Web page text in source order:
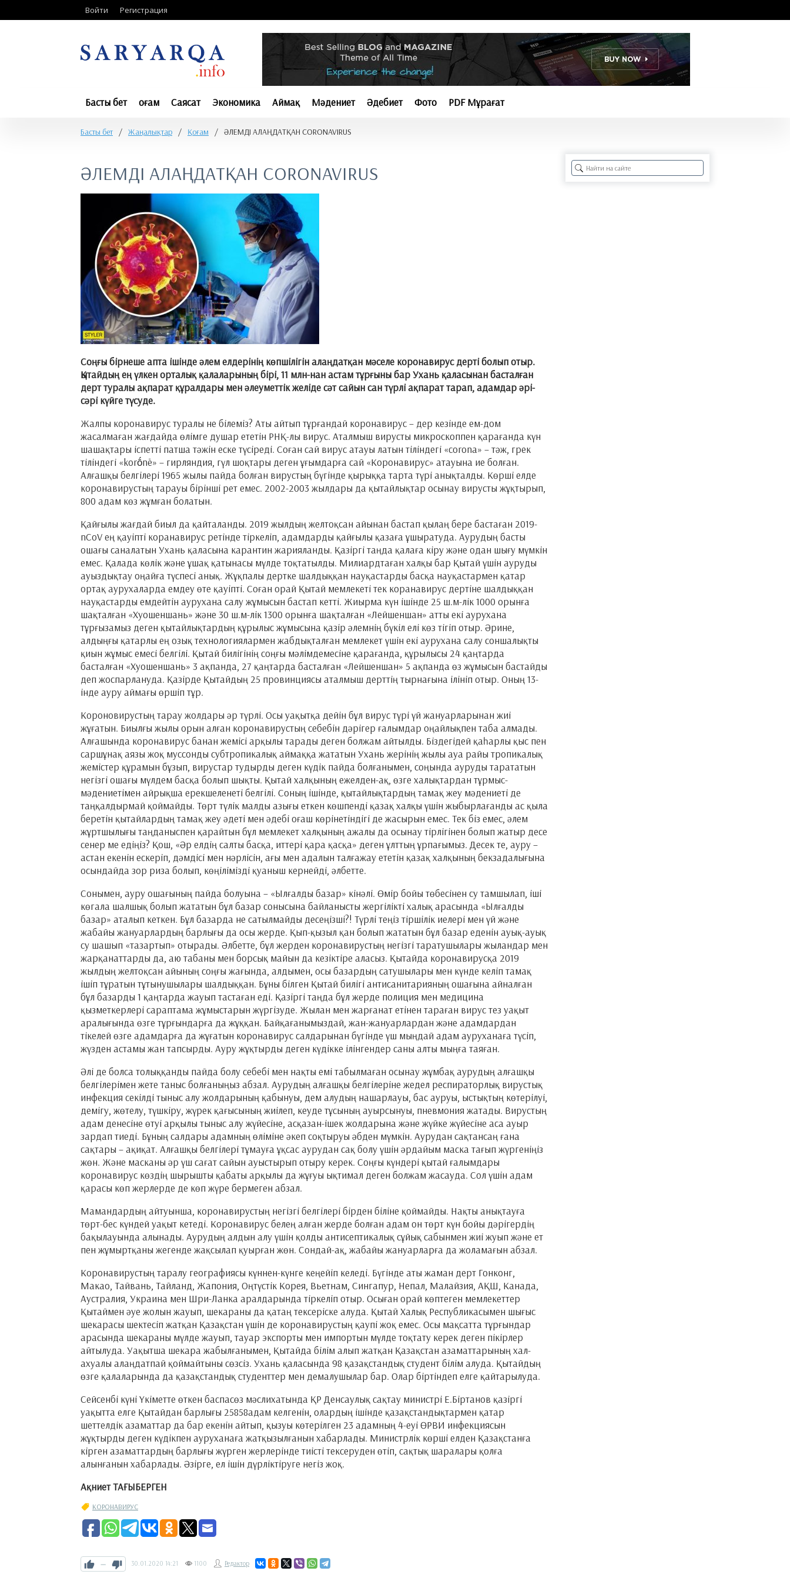
Войти Регистрация
Басты бет Қоғам Саясат Экономика Аймақ Мәдениет Әдебиет Фото PDF Мұрағат
Басты бет / Жаңалықтар / Қоғам / ​ӘЛЕМДІ АЛАҢДАТҚАН CORONAVIRUS
​ӘЛЕМДІ АЛАҢДАТҚАН CORONAVIRUS
Соңғы бірнеше апта ішінде әлем елдерінің көпшілігін алаңдатқан мәселе коронавирус дерті болып отыр.
Қытайдың ең үлкен орталық қалаларының бірі, 11 млн-нан астам тұрғыны бар Ухань қаласынан басталған
дерт туралы ақпарат құралдары мен әлеуметтік желіде сәт сайын сан түрлі ақпарат тарап, адамдар әрі-
сәрі күйге түсуде.
Жалпы коронавирус туралы не білеміз? Аты айтып тұрғандай коронавирус – дер кезінде ем-дом
жасалмаған жағдайда өлімге душар ететін РНҚ-лы вирус. Аталмыш вирусты микроскоппен қарағанда күн
шашақтары іспетті патша тәжін еске түсіреді. Соған сай вирус атауы латын тіліндегі «corona» – тәж, грек
тіліндегі «korṓnē» – гирляндия, гүл шоқтары деген ұғымдарға сай «Коронавирус» атауына ие болған.
Алғашқы белгілері 1965 жылы пайда болған вирустың бүгінде қырыққа тарта түрі анықталды. Көрші елде
коронавирустың тарауы бірінші рет емес. 2002-2003 жылдары да қытайлықтар осынау вирусты жұқтырып,
800 адам көз жұмған болатын.
Қайғылы жағдай биыл да қайталанды. 2019 жылдың желтоқсан айынан бастап қылаң бере бастаған 2019-
nCoV ең қауіпті коранавирус ретінде тіркеліп, адамдарды қайғылы қазаға ұшыратуда. Аурудың басты
ошағы саналатын Ухань қаласына карантин жарияланды. Қазіргі таңда қалаға кіру және одан шығу мүмкін
емес. Қалада көлік және ұшақ қатынасы мүлде тоқтатылды. Милиардтаған халқы бар Қытай үшін ауруды
ауыздықтау оңайға түспесі анық. Жұқпалы дертке шалдыққан науқастарды басқа науқастармен қатар
ортақ аурухаларда емдеу өте қауіпті. Соған орай Қытай мемлекеті тек коранавирус дертіне шалдыққан
науқастарды емдейтін аурухана салу жұмысын бастап кетті. Жиырма күн ішінде 25 ш.м-лік 1000 орынға
шақталған «Хуошеншань» және 30 ш.м-лік 1300 орынға шақталған «Лейшеншан» атты екі аурухана
тұрғызамыз деген қытайлықтардың құрылыс жұмысына қазір әлемнің бүкіл елі көз тігіп отыр. Әрине,
алдыңғы қатарлы ең озық технологиялармен жабдықталған мемлекет үшін екі аурухана салу соншалықты
қиын жұмыс емесі белгілі. Қытай билігінің соңғы мәлімдемесіне қарағанда, құрылысы 24 қаңтарда
басталған «Хуошеншань» 3 ақпанда, 27 қаңтарда басталған «Лейшеншан» 5 ақпанда өз жұмысын бастайды
деп жоспарлануда. Қазірде Қытайдың 25 провинциясы аталмыш дерттің тырнағына ілініп отыр. Оның 13-
інде ауру аймағы өршіп тұр.
Короновирустың тарау жолдары әр түрлі. Осы уақытқа дейін бұл вирус түрі үй жануарларынан жиі
жұғатын. Биылғы жылы орын алған коронавирустың себебін дәрігер ғалымдар оңайлықпен таба алмады.
Алғашында коронавирус банан жемісі арқылы тарады деген болжам айтылды. Біздегідей қаһарлы қыс пен
саршұнақ аязы жоқ муссонды субтропикалық аймаққа жататын Ухань жерінің жылы ауа райы тропикалық
жемістер құрамын бұзып, вирустар тудырды деген күдік пайда болғанымен, соңында ауруды тарататын
негізгі ошағы мүлдем басқа болып шықты. Қытай халқының ежелден-ақ, өзге халықтардан тұрмыс-
мәдениетімен айрықша ерекшеленеті белгілі. Соның ішінде, қытайлықтардың тамақ жеу мәдениеті де
таңқалдырмай қоймайды. Төрт түлік малды азығы еткен көшпенді қазақ халқы үшін жыбырлағанды ас қыла
беретін қытайлардың тамақ жеу әдеті мен әдебі оғаш көрінетіндігі де жасырын емес. Тек біз емес, әлем
жұртшылығы таңданыспен қарайтын бұл мемлекет халқының ажалы да осынау тірлігінен болып жатыр десе
сенер ме едіңіз? Қош, «Әр елдің салты басқа, иттері қара қасқа» деген ұлттың ұрпағымыз. Десек те, ауру –
астан екенін ескеріп, дәмдісі мен нәрлісін, ағы мен адалын талғажау ететін қазақ халқының бекзадалығына
осындайда зор риза болып, көңілімізді қуаныш кернейді, әлбетте.
Сонымен, ауру ошағының пайда болуына – «Ылғалды базар» кінәлі. Өмір бойы төбесінен су тамшылап, іші
көгала шалшық болып жататын бұл базар сонысына байланысты жергілікті халық арасында «Ылғалды
базар» аталып кеткен. Бұл базарда не сатылмайды десеңізші?! Түрлі теңіз тіршілік иелері мен үй және
жабайы жануарлардың барлығы да осы жерде. Қып-қызыл қан болып жататын бұл базар еденін ауық-ауық
су шашып «тазартып» отырады. Әлбетте, бұл жерден коронавирустың негізгі таратушылары жыландар мен
жарқанаттарды да, аю табаны мен борсық майын да кезіктіре аласыз. Қытайда коронавирусқа 2019
жылдың желтоқсан айының соңғы жағында, алдымен, осы базардың сатушылары мен күнде келіп тамақ
ішіп тұратын тұтынушылары шалдыққан. Бұны білген Қытай билігі антисанитарияның ошағына айналған
бұл базарды 1 қаңтарда жауып тастаған еді. Қазіргі таңда бұл жерде полиция мен медицина
қызметкерлері сараптама жұмыстарын жүргізуде. Жылан мен жарғанат етінен тараған вирус тез уақыт
аралығында өзге тұрғындарға да жұққан. Байқағанымыздай, жан-жануарлардан және адамдардан
тікелей өзге адамдарға да жұғатын коронавирус салдарынан бүгінде үш мыңдай адам ауруханаға түсіп,
жүзден астамы жан тапсырды. Ауру жұқтырды деген күдікке ілінгендер саны алты мыңға таяған.
Әлі де болса толыққанды пайда болу себебі мен нақты емі табылмаған осынау жұмбақ аурудың алғашқы
белгілерімен жете таныс болғаныңыз абзал. Аурудың алғашқы белгілеріне жедел респираторлық вирустық
инфекция секілді тыныс алу жолдарының қабынуы, дем алудың нашарлауы, бас ауруы, ыстықтың көтерілуі,
демігу, жөтелу, түшкіру, жүрек қағысының жиілеп, кеуде тұсының ауырсынуы, пневмония жатады. Вирустың
адам денесіне өтуі арқылы тыныс алу жүйесіне, асқазан-ішек жолдарына және жүйке жүйесіне аса ауыр
зардап тиеді. Бұның салдары адамның өліміне әкеп соқтыруы әбден мүмкін. Аурудан сақтансаң ғана
сақтары – ақиқат. Алғашқы белгілері тұмауға ұқсас аурудан сақ болу үшін әрдайым маска тағып жүргеніңіз
жөн. Және масканы әр үш сағат сайын ауыстырып отыру керек. Соңғы күндері қытай ғалымдары
коронавирус көздің шырышты қабаты арқылы да жұғуы ықтимал деген болжам жасауда. Сол үшін адам
қарасы көп жерлерде де көп жүре бермеген абзал.
Мамандардың айтуынша, коронавирустың негізгі белгілері бірден біліне қоймайды. Нақты анықтауға
төрт-бес күндей уақыт кетеді. Коронавирус белең алған жерде болған адам он төрт күн бойы дәрігердің
бақылауында алынады. Аурудың алдын алу үшін қолды антисептикалық сұйық сабынмен жиі жуып және ет
пен жұмыртқаны жегенде жақсылап қуырған жөн. Сондай-ақ, жабайы жануарларға да жоламағын абзал.
Коронавирустың таралу географиясы күннен-күнге кеңейіп келеді. Бүгінде аты жаман дерт Гонконг,
Макао, Тайвань, Тайланд, Жапония, Оңтүстік Корея, Вьетнам, Сингапур, Непал, Малайзия, АҚШ, Канада,
Аустралия, Украина мен Шри-Ланка аралдарында тіркеліп отыр. Осыған орай көптеген мемлекеттер
Қытаймен әуе жолын жауып, шекараны да қатаң тексеріске алуда. Қытай Халық Республикасымен шығыс
шекарасы шектесіп жатқан Қазақстан үшін де коронавирустың қаупі жоқ емес. Осы мақсатта тұрғындар
арасында шекараны мүлде жауып, тауар экспорты мен импортын мүлде тоқтату керек деген пікірлер
айтылуда. Уақытша шекара жабылғанымен, Қытайда білім алып жатқан Қазақстан азаматтарының хал-
ахуалы алаңдатпай қоймайтыны сөзсіз. Ухань қаласында 98 қазақстандық студент білім алуда. Қытайдың
өзге қалаларында да қазақстандық студенттер мен демалушылар бар. Олар біртіндеп елге қайтарылуда.
Сейсенбі күні Үкіметте өткен баспасөз мәслихатында ҚР Денсаулық сақтау министрі Е.Біртанов қазіргі
уақытта елге Қытайдан барлығы 25858адам келгенін, олардың ішінде қазақстандықтармен қатар
шеттелдік азаматтар да бар екенін айтып, қызуы көтерілген 23 адамның 4-еуі ӨРВИ инфекциясын
жұқтырды деген күдікпен ауруханаға жатқызылғанын хабарлады. Министрлік көрші елден Қазақстанға
кірген азаматтардың барлығы жүрген жерлерінде тиісті тексеруден өтіп, сақтық шаралары қолға
алынғанын хабарлады. Әзірге, ел ішін дүрліктіруге негіз жоқ.
Ақниет ТАҒЫБЕРГЕН
КОРОНАВИРУС
— 30.01.2020 14:21 1100 Редактор